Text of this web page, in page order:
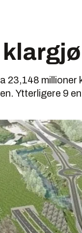
23,148
Ytterligere 9